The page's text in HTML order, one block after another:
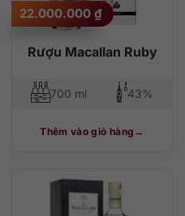
Rượu Macallan Ruby
22.000.000 ₫
700 ml 43%
Thêm vào giỏ hàng